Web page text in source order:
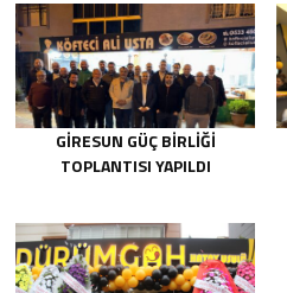
GIRESUN GÜÇ BIRLIĞI
TOPLANTISI YAPILDI